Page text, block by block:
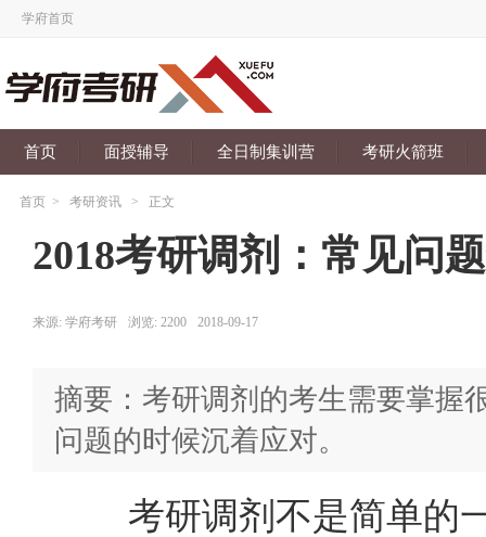
学府首页
首页 面授辅导 全日制集训营 考研火箭班
首页 > 考研资讯 > 正文
2018考研调剂：常见问
来源: 学府考研 浏览: 2200 2018-09-17
摘要：考研调剂的考生需要掌握
问题的时候沉着应对。
考研调剂不是简单的一